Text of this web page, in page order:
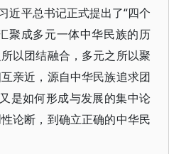
近平总书记正式提出了“四个
聚成多元一体中华民族的历
以团结融合，多元之所以聚
亲近，源自中华民族追求团
是如何形成与发展的集中论
论断，到确立正确的中华民